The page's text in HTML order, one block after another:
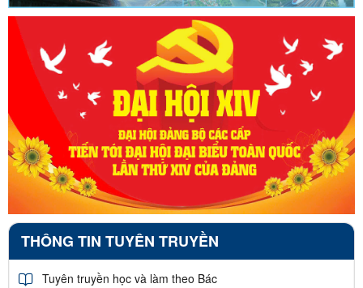
THÔNG TIN TUYÊN TRUYỀN
Tuyên truyền học và làm theo Bác